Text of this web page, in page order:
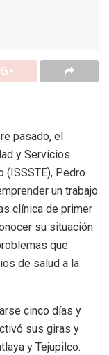
pasado, el
y Servicios
(ISSSTE), Pedro
un trabajo
clínica de primer
su situación
que
de salud a la
cinco días y
sus giras y
y Tejupilco.